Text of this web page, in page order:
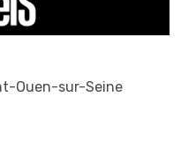
Ouen-sur-Seine